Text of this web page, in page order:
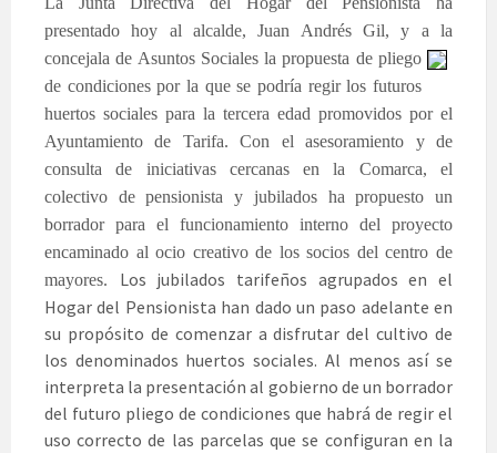
presentado hoy al alcalde, Juan Andrés Gil, y a la
concejala de Asuntos Socialesla propuesta de pliego
de condiciones por la que se podría regir los futuros
huertos sociales para la tercera edad promovidos por el
Ayuntamiento de Tarifa. Con el asesoramiento y de
consulta de iniciativas cercanas en la Comarca, el
colectivo de pensionista y jubilados ha propuesto un
borrador para el funcionamiento interno del proyecto
encaminado al ocio creativo de los socios del centro de
mayores. Los jubilados tarifeños agrupados en el
Hogar del Pensionista han dado un paso adelante en
su propósito de comenzar a disfrutar del cultivo de
los denominados huertos sociales. Al menos así se
interpreta la presentación al gobierno de un borrador
del futuro pliego de condiciones que habrá de regir el
uso correcto de las parcelas que se configuran en la